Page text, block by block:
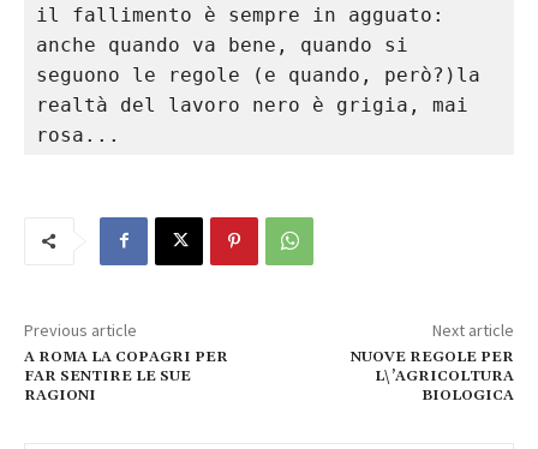
il fallimento è sempre in agguato:
anche quando va bene, quando si
seguono le regole (e quando, però?)la
realtà del lavoro nero è grigia, mai
rosa...
Previous article
A ROMA LA COPAGRI PER
FAR SENTIRE LE SUE
RAGIONI
Next article
NUOVE REGOLE PER
L\’AGRICOLTURA
BIOLOGICA